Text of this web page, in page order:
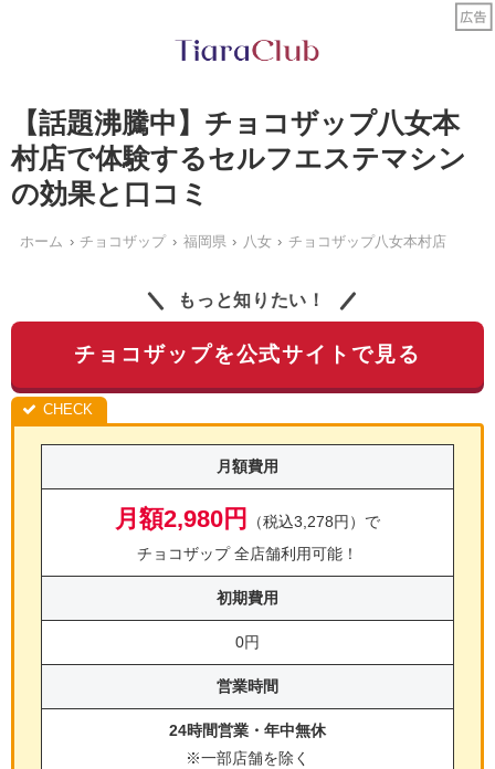
【話題沸騰中】チョコザップ八女本
村店で体験するセルフエステマシン
の効果と口コミ
ホーム チョコザップ 福岡県 八女 チョコザップ八女本村店
もっと知りたい！
チョコザップを公式サイトで見る
月額費用
月額2,980円
（税込3,278円）で
チョコザップ 全店舗利用可能！
初期費用
0円
営業時間
24時間営業・年中無休
※一部店舗を除く